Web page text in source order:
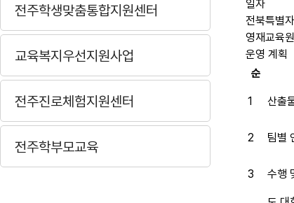
전주학생맞춤통합지원센터
교육복지우선지원사업
전주진로체험지원센터
전주학부모교육
일자
전북특별
영재교육
운영 계획
순
1 산출
2 팀별
3 수행